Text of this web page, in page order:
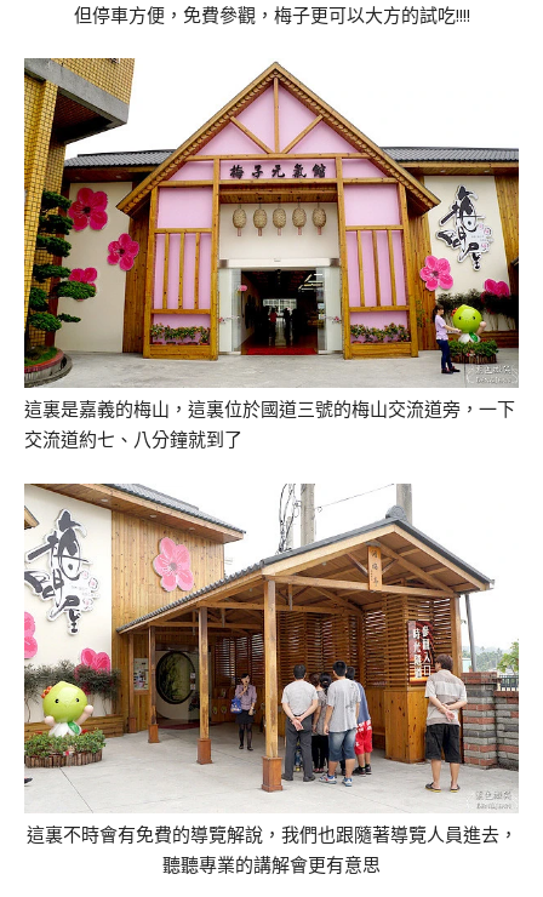
但停車方便，免費參觀，梅子更可以大方的試吃!!!!
這裏是嘉義的梅山，這裏位於國道三號的梅山交流道旁，一下
交流道約七、八分鐘就到了
這裏不時會有免費的導覽解說，我們也跟隨著導覽人員進去，
聽聽專業的講解會更有意思